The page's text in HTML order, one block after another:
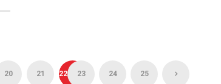
20 21 22 23 24 25